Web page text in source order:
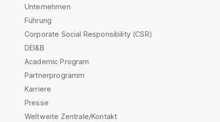
Unternehmen
Führung
Corporate Social Responsibility (CSR)
DEI&B
Academic Program
Partnerprogramm
Karriere
Presse
Weltweite Zentrale/Kontakt